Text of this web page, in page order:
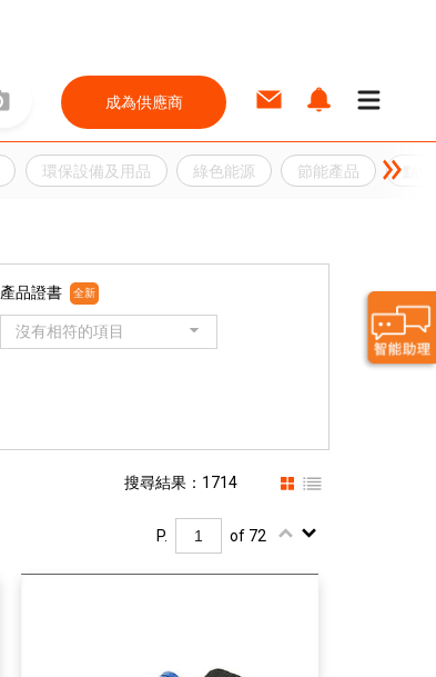
成為供應商
環保設備及用品 綠色能源 節能產品
產品證書 全新
沒有相符的項目
搜尋結果：1714
P. of 72